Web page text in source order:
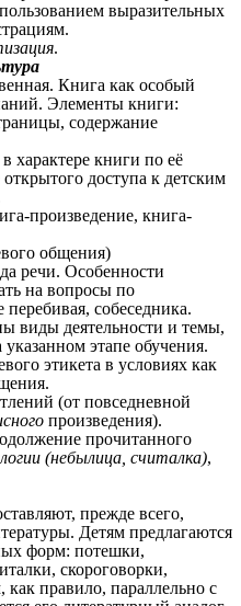
выразительных
.
Книга как особый
Элементы книги:
содержание
характере книги по её
доступа к детским
произведение, книга-
общения)
речи. Особенности
на вопросы по
собеседника.
виды деятельности и темы,
этапе обучения.
этикета в условиях как
(от повседневной
произведения).
прочитанного
(небылица, считалка),
прежде всего,
Детям предлагаются
форм: потешки,
скороговорки,
правило, параллельно с